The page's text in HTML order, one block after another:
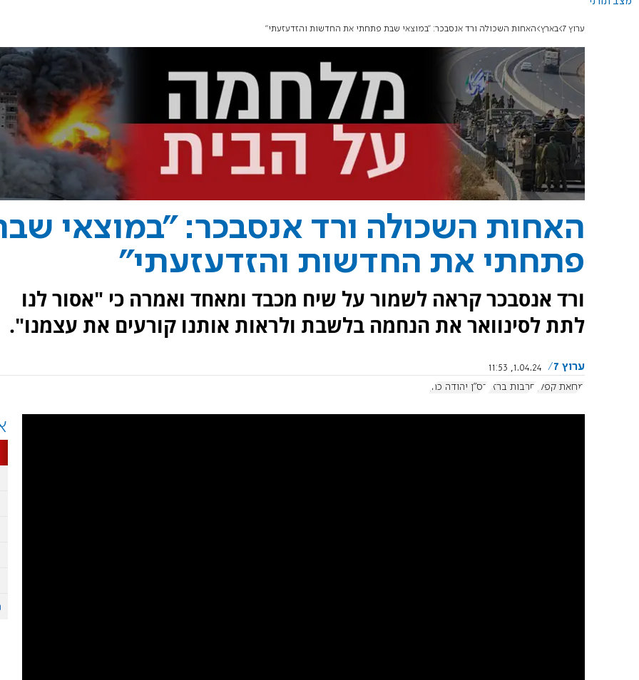
ערוץ 7 בארץ האחות השכולה ורד אנסבכר: "במוצאי שבת פתחתי את החדשות והזדעזעתי"
האחות השכולה ורד אנסבכר: "במוצאי
פתחתי את החדשות והזדעזעתי"
ורד אנסבכר קראה לשמור על שיח מכבד ומאחד ואמרה כי "אסור לנו
לתת לסינוואר את הנחמה בלשבת ולראות אותנו קורעים את עצמנו".
ערוץ 7
1.04.24, 11:53
מחאת קפלן
חרבות ברזל רס"ן יהודה כהן